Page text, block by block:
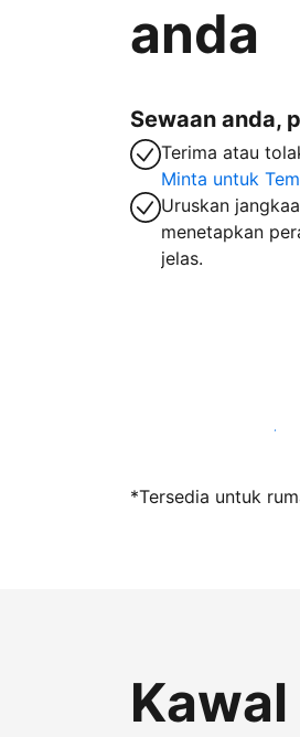
anda
Sewaan anda,
Terima atau
Minta untuk
Uruskan
menetapkan
jelas.
Jadi hos bersama
*Tersedia untuk